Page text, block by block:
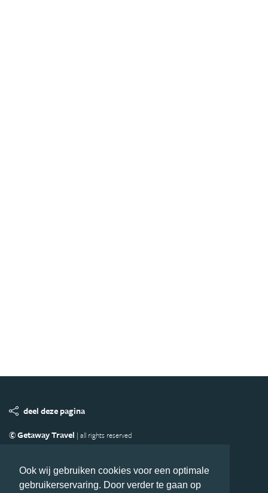
Ook wij gebruiken cookies voor een optimale
gebruikerservaring. Door verder te gaan op
deel deze pagina
© Getaway Travel | all rights reserved
Copyright
Privacy statement Disclaimer
Cookies
Volg Azie.nl